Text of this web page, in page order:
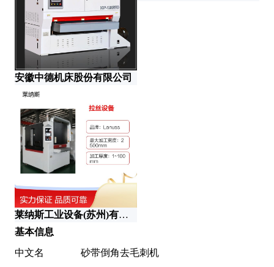
安徽中德机床股份有限公司
莱纳斯工业设备(苏州)有限公司
基本信息
中文名
砂带倒角去毛刺机